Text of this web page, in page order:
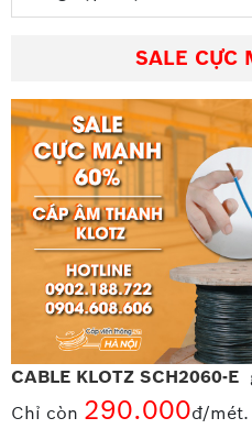
ngay cho chúng tôi để
vấn giải pháp cho công
SALE CỰC
CABLE KLOTZ SCH2060-E
Chỉ còn 290.000đ/mét.